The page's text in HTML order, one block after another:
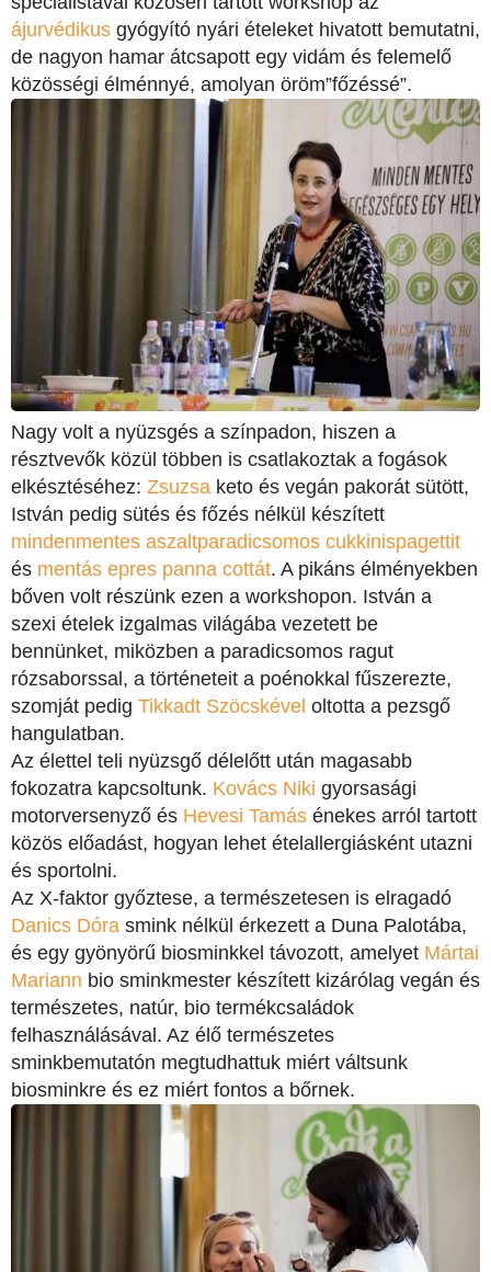
ájurvédikus gyógyító nyári ételeket hivatott bemutatni,
de nagyon hamar átcsapott egy vidám és felemelő
közösségi élménnyé, amolyan öröm”főzéssé”.
Nagy volt a nyüzsgés a színpadon, hiszen a
résztvevők közül többen is csatlakoztak a fogások
elkésztéséhez: Zsuzsa keto és vegán pakorát sütött,
István pedig sütés és főzés nélkül készített
mindenmentes aszaltparadicsomos cukkinispagettit
és mentás epres panna cottát. A pikáns élményekben
bőven volt részünk ezen a workshopon. István a
szexi ételek izgalmas világába vezetett be
bennünket, miközben a paradicsomos ragut
rózsaborssal, a történeteit a poénokkal fűszerezte,
szomját pedig Tikkadt Szöcskével oltotta a pezsgő
hangulatban.
Az élettel teli nyüzsgő délelőtt után magasabb
fokozatra kapcsoltunk. Kovács Niki gyorsasági
motorversenyző és Hevesi Tamás énekes arról tartott
közös előadást, hogyan lehet ételallergiásként utazni
és sportolni.
Az X-faktor győztese, a természetesen is elragadó
Danics Dóra smink nélkül érkezett a Duna Palotába,
és egy gyönyörű biosminkkel távozott, amelyet Mártai
Mariann bio sminkmester készített kizárólag vegán és
természetes, natúr, bio termékcsaládok
felhasználásával. Az élő természetes
sminkbemutatón megtudhattuk miért váltsunk
biosminkre és ez miért fontos a bőrnek.